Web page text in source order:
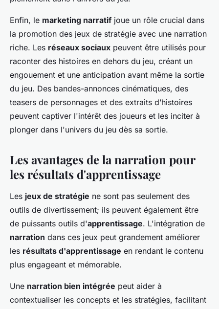
Enfin, le marketing narratifjoue un rôle crucial dans
la promotion des jeux de stratégie avec une narration
riche. Les réseaux sociaux peuvent être utilisés pour
raconter des histoires en dehors du jeu, créant un
engouement et une anticipation avant même la sortie
du jeu. Des bandes-annonces cinématiques, des
teasers de personnages et des extraits d’histoires
peuvent captiver l'intérêt des joueurs et les inciter à
plonger dans l'univers du jeu dès sa sortie.
Les avantages de la narration pour
les résultats d'apprentissage
Les jeux de stratégie ne sont pas seulement des
outils de divertissement; ils peuvent également être
de puissants outils d'apprentissage. L'intégration de
narration dans ces jeux peut grandement améliorer
les résultats d'apprentissage en rendant le contenu
plus engageant et mémorable.
Une narration bien intégrée peut aider à
contextualiser les concepts et les stratégies, facilitant